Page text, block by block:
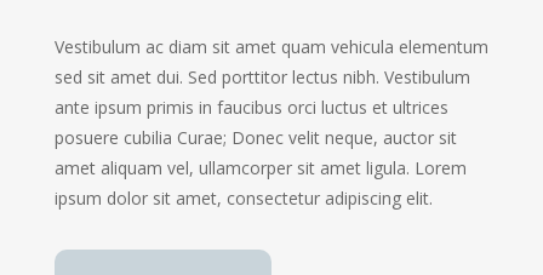
Vestibulum ac diam sit amet quam vehicula elementum
sed sit amet dui. Sed porttitor lectus nibh. Vestibulum
ante ipsum primis in faucibus orci luctus et ultrices
posuere cubilia Curae; Donec velit neque, auctor sit
amet aliquam vel, ullamcorper sit amet ligula. Lorem
ipsum dolor sit amet, consectetur adipiscing elit.